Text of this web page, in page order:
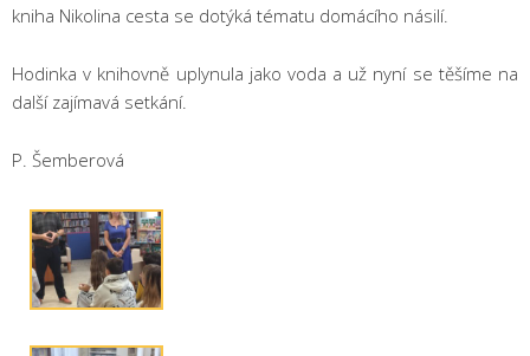
kniha Nikolina cesta se dotýká tématu domácího násilí.
Hodinka v knihovně uplynula jako voda a už nyní se těšíme na
další zajímavá setkání.
P. Šemberová